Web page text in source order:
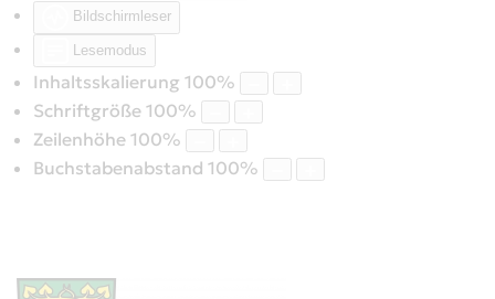
Bildschirmleser
Lesemodus
Inhaltsskalierung 100%
Schriftgröße 100%
Zeilenhöhe 100%
Buchstabenabstand 100%